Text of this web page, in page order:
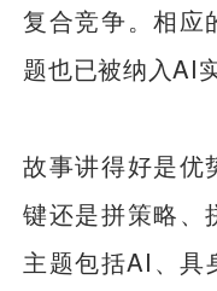
复合竞争。相应
题也已被纳入AI
故事讲得好是优
键还是拼策略、
主题包括AI、具